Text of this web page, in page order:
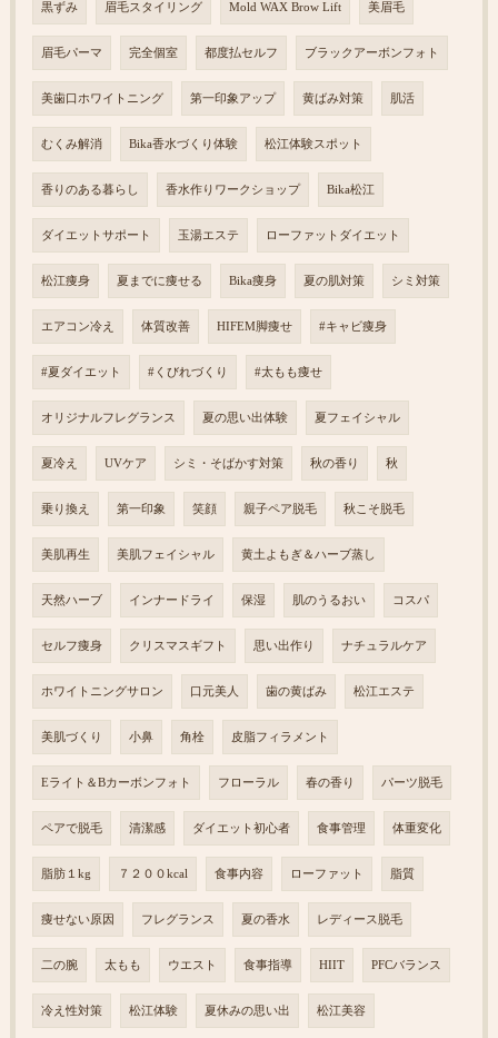
黒ずみ 眉毛スタイリング Mold WAX Brow Lift 美眉毛
眉毛パーマ 完全個室 都度払セルフ ブラックアーボンフォト
美歯口ホワイトニング 第一印象アップ 黄ばみ対策 肌活
むくみ解消 Bika香水づくり体験 松江体験スポット
香りのある暮らし 香水作りワークショップ Bika松江
ダイエットサポート 玉湯エステ ローファットダイエット
松江痩身 夏までに痩せる Bika痩身 夏の肌対策 シミ対策
エアコン冷え 体質改善 HIFEM脚痩せ #キャビ痩身
#夏ダイエット #くびれづくり #太もも痩せ
オリジナルフレグランス 夏の思い出体験 夏フェイシャル
夏冷え UVケア シミ・そばかす対策 秋の香り 秋
乗り換え 第一印象 笑顔 親子ペア脱毛 秋こそ脱毛
美肌再生 美肌フェイシャル 黄土よもぎ＆ハーブ蒸し
天然ハーブ インナードライ 保湿 肌のうるおい コスパ
セルフ痩身 クリスマスギフト 思い出作り ナチュラルケア
ホワイトニングサロン 口元美人 歯の黄ばみ 松江エステ
美肌づくり 小鼻 角栓 皮脂フィラメント
Eライト＆Bカーボンフォト フローラル 春の香り パーツ脱毛
ペアで脱毛 清潔感 ダイエット初心者 食事管理 体重変化
脂肪１kg ７２００kcal 食事内容 ローファット 脂質
痩せない原因 フレグランス 夏の香水 レディース脱毛
二の腕 太もも ウエスト 食事指導 HIIT PFCバランス
冷え性対策 松江体験 夏休みの思い出 松江美容